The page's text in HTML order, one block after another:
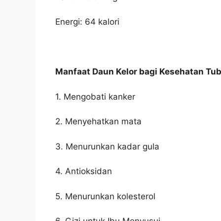
Energi: 64 kalori
Manfaat Daun Kelor bagi Kesehatan
1. Mengobati kanker
2. Menyehatkan mata
3. Menurunkan kadar gula
4. Antioksidan
5. Menurunkan kolesterol